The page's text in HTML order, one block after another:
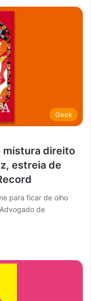
Geek
mistura direito
estreia de
para ficar de olho
de